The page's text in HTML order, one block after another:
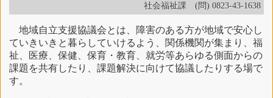
社会福祉課 (問) 0823-43-1638
地域自立支援協議会とは、障害のある方が地域で安心し
ていきいきと暮らしていけるよう、関係機関が集まり、福
祉、医療、保健、保育・教育、就労等あらゆる側面からの
課題を共有したり、課題解決に向けて協議したりする場で
す。